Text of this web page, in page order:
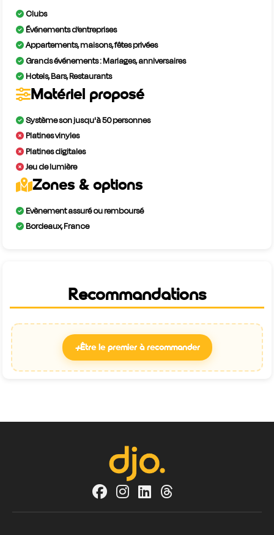
Clubs
Événements d’entreprises
Appartements, maisons, fêtes privées
Grands événements : Mariages, anniversaires
Hotels, Bars, Restaurants
Matériel proposé
Système son jusqu'à 50 personnes
Platines vinyles
Platines digitales
Jeu de lumière
Zones & options
Evènement assuré ou remboursé
Bordeaux, France
Recommandations
+Être le premier à recommander